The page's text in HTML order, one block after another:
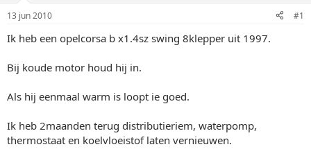
t
a
r
r
u
13 jun 2010 #1
Ik heb een opelcorsa b x1.4sz swing 8klepper uit 1997.
Bij koude motor houd hij in.
Als hij eenmaal warm is loopt ie goed.
Ik heb 2maanden terug distributieriem, waterpomp,
thermostaat en koelvloeistof laten vernieuwen.